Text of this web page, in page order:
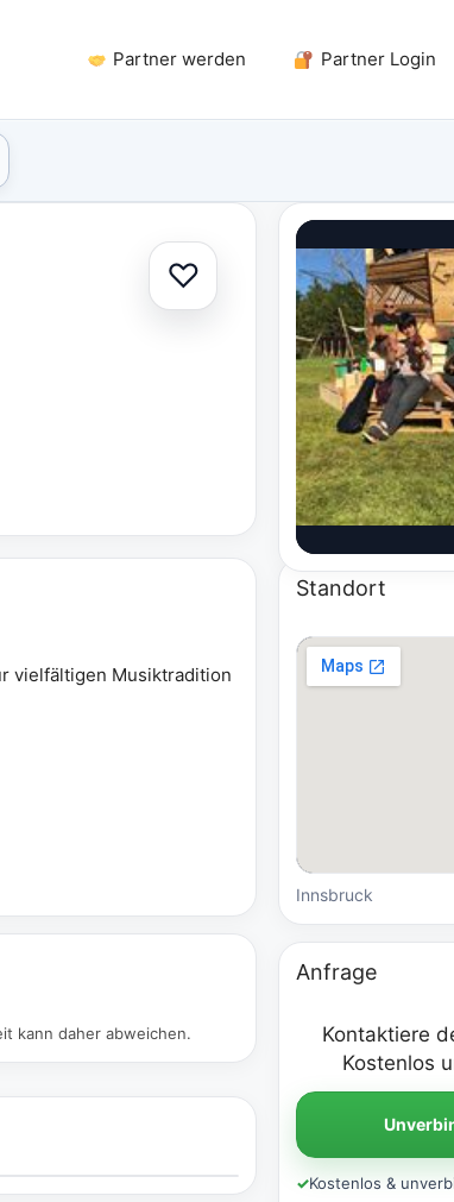
Partner werden Partner Login
♡Zur Auswahl hinzufügen
vielfältigen Musiktradition
kann daher abweichen.
Standort
Innsbruck
Anfrage
Kontaktiere
Kostenlos
✓Kostenlos &